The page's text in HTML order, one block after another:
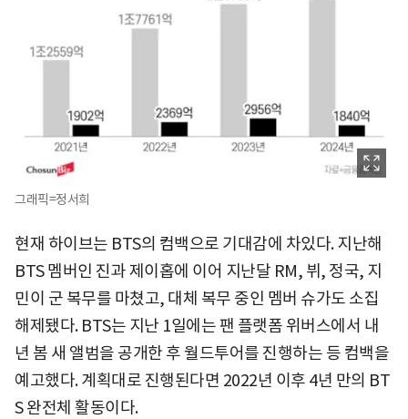
그래픽=정서희
현재 하이브는 BTS의 컴백으로 기대감에 차있다. 지난해
BTS 멤버인 진과 제이홉에 이어 지난달 RM, 뷔, 정국, 지
민이 군 복무를 마쳤고, 대체 복무 중인 멤버 슈가도 소집
해제됐다. BTS는 지난 1일에는 팬 플랫폼 위버스에서 내
년 봄 새 앨범을 공개한 후 월드투어를 진행하는 등 컴백을
예고했다. 계획대로 진행된다면 2022년 이후 4년 만의 BT
S 완전체 활동이다.